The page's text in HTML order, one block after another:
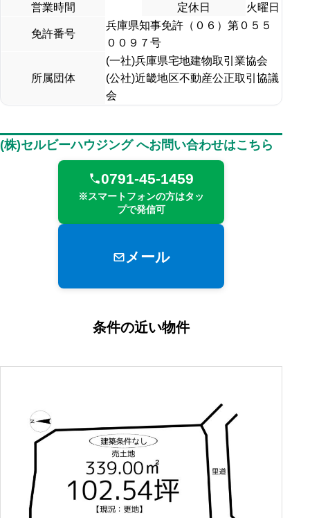
営業時間
定休日 火曜日
免許番号
兵庫県知事免許（０６）第０５５
００９７号
所属団体
(一社)兵庫県宅地建物取引業協会
(公社)近畿地区不動産公正取引協議
会
(株)セルビーハウジング へお問い合わせはこちら
0791-45-1459
※スマートフォンの方はタッ
プで発信可
メール
条件の近い物件